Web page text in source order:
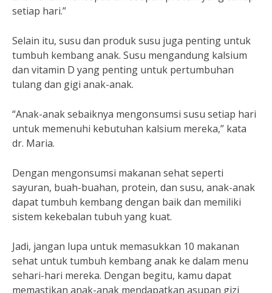
setiap hari.”
Selain itu, susu dan produk susu juga penting untuk
tumbuh kembang anak. Susu mengandung kalsium
dan vitamin D yang penting untuk pertumbuhan
tulang dan gigi anak-anak.
“Anak-anak sebaiknya mengonsumsi susu setiap hari
untuk memenuhi kebutuhan kalsium mereka,” kata
dr. Maria.
Dengan mengonsumsi makanan sehat seperti
sayuran, buah-buahan, protein, dan susu, anak-anak
dapat tumbuh kembang dengan baik dan memiliki
sistem kekebalan tubuh yang kuat.
Jadi, jangan lupa untuk memasukkan 10 makanan
sehat untuk tumbuh kembang anak ke dalam menu
sehari-hari mereka. Dengan begitu, kamu dapat
memastikan anak-anak mendapatkan asupan gizi